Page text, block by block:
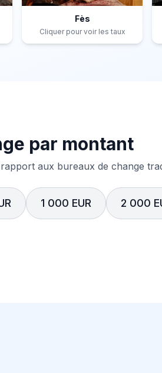
Fès
Cliquer pour voir les taux
par montant
aux bureaux de change
1 000 EUR 2 000